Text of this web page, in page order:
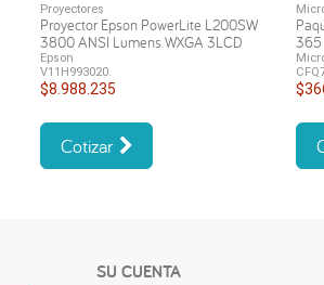
Proyectores
Proyector Epson PowerLite L200SW
3800 ANSI Lumens WXGA 3LCD
Epson
V11H993020.
$8.988.235
Cotizar
365
SU CUENTA